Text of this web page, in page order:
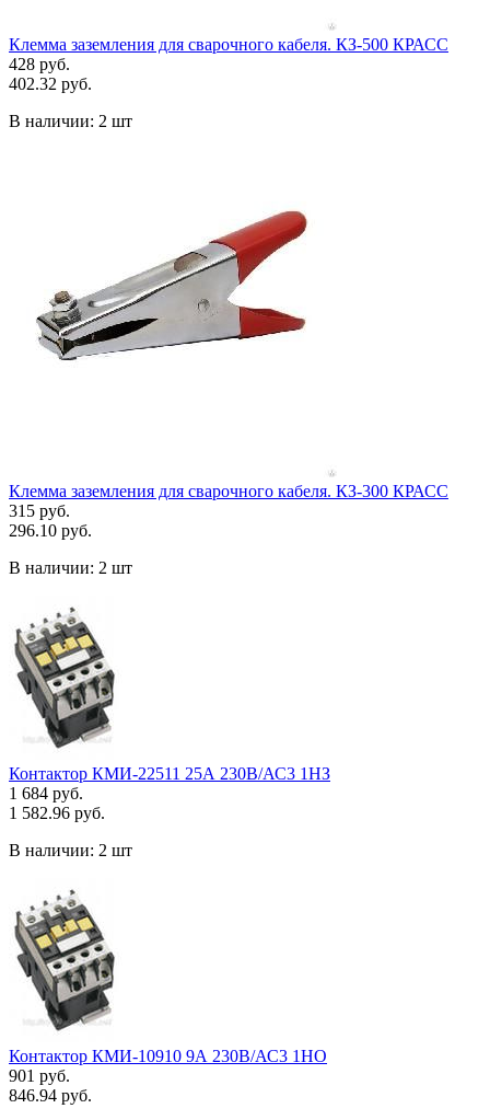
Клемма заземления для сварочного кабеля. КЗ-500 КРАСС
428 руб.
402.32 руб.
В наличии: 2 шт
Клемма заземления для сварочного кабеля. КЗ-300 КРАСС
315 руб.
296.10 руб.
В наличии: 2 шт
Контактор КМИ-22511 25А 230В/АС3 1НЗ
1 684 руб.
1 582.96 руб.
В наличии: 2 шт
Контактор КМИ-10910 9А 230В/АС3 1НО
901 руб.
846.94 руб.